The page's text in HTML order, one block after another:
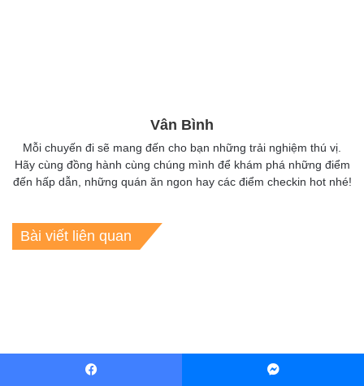
Vân Bình
Mỗi chuyến đi sẽ mang đến cho bạn những trải nghiệm thú vị.
Hãy cùng đồng hành cùng chúng mình để khám phá những điểm
đến hấp dẫn, những quán ăn ngon hay các điểm checkin hot nhé!
Bài viết liên quan
Điểm danh những nhà hàng
Kinh nghiệm du lịch Đà Nẵng